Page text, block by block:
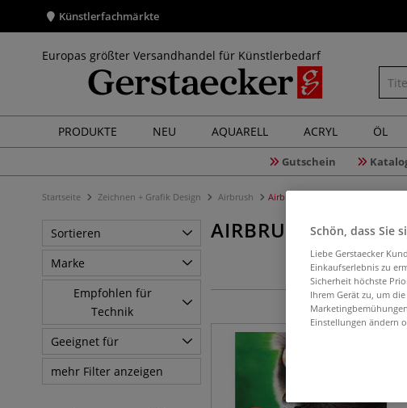
Künstlerfachmärkte
Europas größter Versandhandel für Künstlerbedarf
PRODUKTE NEU AQUARELL ACRYL ÖL
Gutschein
Startseite Zeichnen + Grafik Design Airbrush Airbrush Bücher
Sortieren
Marke
Empfohlen für
Technik
Geeignet für
mehr Filter anzeigen
AIRBRUSH BÜCHER
Schön, dass Sie
Liebe Gerstaecker
Einkaufserlebnis zu
Sicherheit höchste
Ihrem Gerät zu, um
Einstellungen ändern